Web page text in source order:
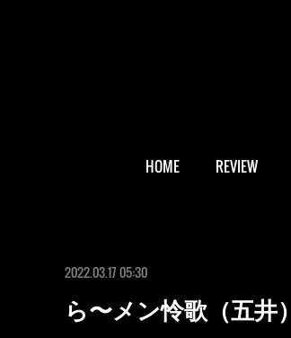
HOME REVIEW
2022.03.17 05:30
ら〜メン怜歌（五井）